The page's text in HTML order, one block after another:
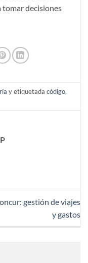
tomar decisiones
y etiquetada código,
gestión de viajes
y gastos